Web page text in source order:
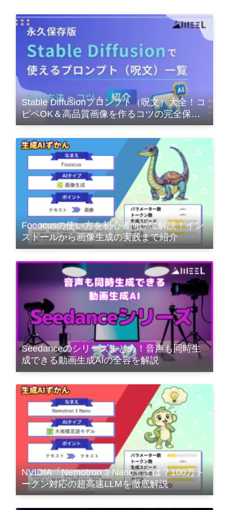
Stable Diffusionプロンプト（呪文）大全！コ
ピペOK＆高品質画像を作るコツの完全保存
版
Fooocusの使い方を初心者向けに解説！イン
ストールから画像生成の実践まで紹介
Seedanceのシリーズまとめ！音声も同時生
成できる動画生成AIの全容を解説
NVIDIA「Nemotron 3 Nano」とは？100万ト
ークン対応の超高速LLMを徹底解説